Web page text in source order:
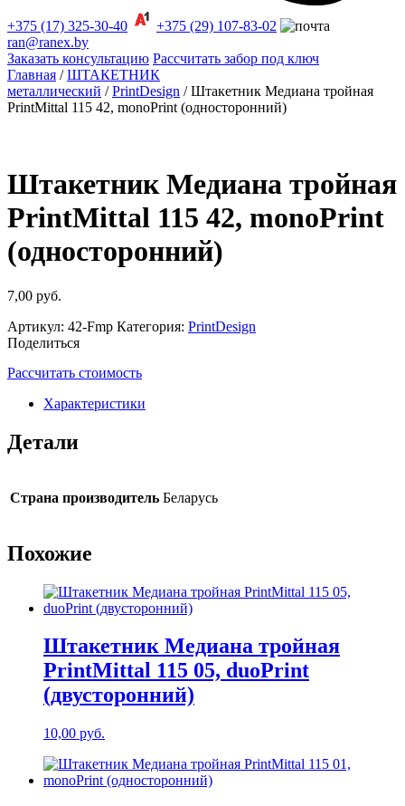
+375 (17) 325-30-40
+375 (29) 107-83-02
ran@ranex.by
Заказать консультацию Рассчитать забор под ключ
Главная /ШТАКЕТНИК
металлический /PrintDesign / Штакетник Медиана тройная
PrintMittal 115 42, monoPrint (односторонний)
Штакетник Медиана тройная
PrintMittal 115 42, monoPrint
(односторонний)
7,00 руб.
Артикул: 42-Fmp Категория: PrintDesign
Поделиться
Рассчитать стоимость
Характеристики
Детали
Страна производитель Беларусь
Похожие
Штакетник Медиана тройная
PrintMittal 115 05, duoPrint
(двусторонний)
10,00 руб.